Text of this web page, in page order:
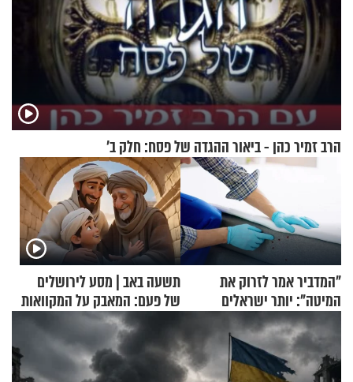
הרב זמיר כהן - ביאור ההגדה של פסח: חלק ב’
"המדביר אמר לזרוק את
המיטה": יותר ישראלים
מדווחים על מכת פשפשי
המיטה
תשעה באב | מסע לירושלים
של פעם: המאבק על המקוואות